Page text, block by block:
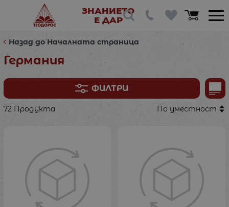
ЗНАНИЕТО
Е ДАР
Назад до Началната страница
Германия
ФИЛТРИ
72 Продукта По уместност